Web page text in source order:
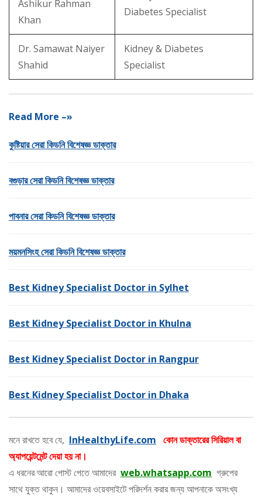
Ashikur Rahman
Khan
Diabetes Specialist
Dr. Samawat Naiyer
Shahid
Kidney & Diabetes
Specialist
Read More –»
কুষ্টিয়ার সেরা কিডনি বিশেষজ্ঞ ডাক্তার
বগুড়ার সেরা কিডনি বিশেষজ্ঞ ডাক্তার
পাবনার সেরা কিডনি বিশেষজ্ঞ ডাক্তার
ময়মনসিংহ সেরা কিডনি বিশেষজ্ঞ ডাক্তার
Best Kidney Specialist Doctor in Sylhet
Best Kidney Specialist Doctor in Khulna
Best Kidney Specialist Doctor in Rangpur
Best Kidney Specialist Doctor in Dhaka
মনে রাখতে হবে যে, InHealthyLife.com কোন ডাক্তারের সিরিয়াল বা
অ্যাপয়েন্টমেন্ট দেয়া হয় না।
এ ধরনের আরো পোস্ট পেতে আমাদের web.whatsapp.com গ্রুপের
সাথে যুক্ত থাকুন। আমাদের ওয়েবসাইটে পরিদর্শন করার জন্য আপনাকে অসংখ্য